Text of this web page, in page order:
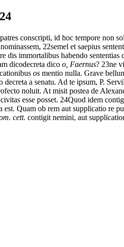
patres conscripti, id hoc tempore non
nominassem, 22semel et saepius
dis immortalibus habendo sententias
dicodecreta dico o, Faernus? 23ne
os mentio nulla. Grave
decreta a senatu. Ad te ipsum, P.
noluit. At misit postea de
civitas esse posset. 24Quod idem
est. Quam ob rem aut supplicatio re
cett. contigit nemini, aut